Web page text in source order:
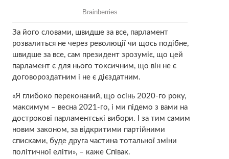
За його словами, швидше за все, парламент
розвалиться не через революції чи щось подібне,
швидше за все, сам президент зрозуміє, що цей
парламент є для нього токсичним, що він не є
договороздатним і не є дієздатним.
«Я глибоко переконаний, що осінь 2020-го року,
максимум – весна 2021-го, і ми підемо з вами на
дострокові парламентські вибори. І за тим самим
новим законом, за відкритими партійними
списками, буде друга частина тотальної зміни
політичної еліти», – каже Співак.